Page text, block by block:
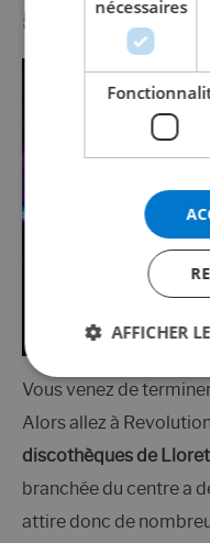
5. Révolution
Vous venez de
Alors allez à
discothèques de
branchée du centre a
attire donc de
nécessaires
AFFICHER